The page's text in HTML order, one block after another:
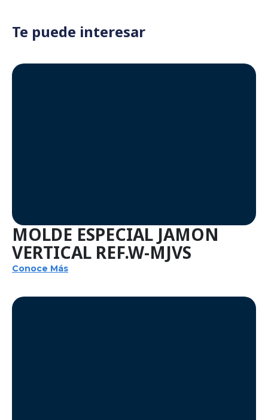
Te puede interesar
MOLDE ESPECIAL JAMON
VERTICAL REF.W-MJVS
Conoce Más